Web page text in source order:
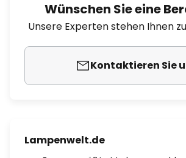
Wünschen Sie eine
Unsere Experten stehen Ihnen
Kontaktieren Sie
Lampenwelt.de